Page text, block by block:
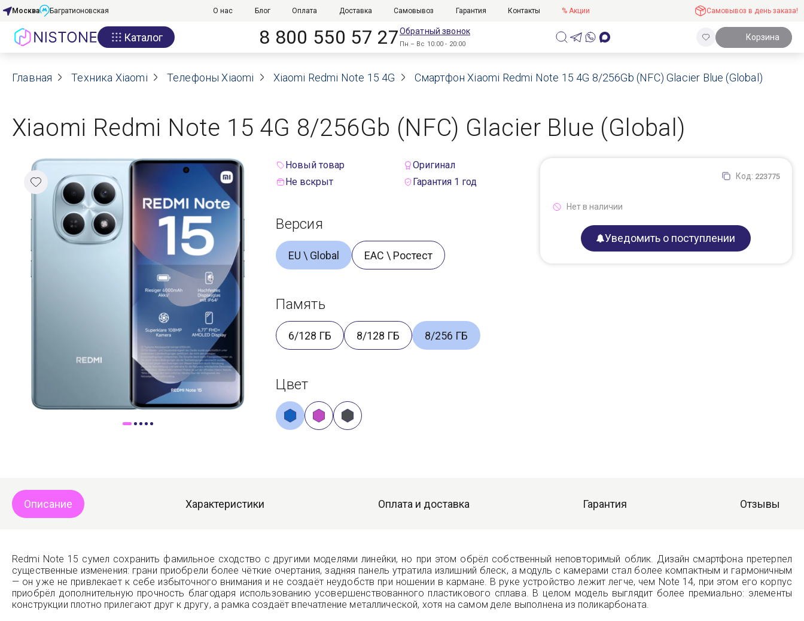
Акции
О нас
Реквизиты
Контакты
Гарантия
Trade-In
Москва Багратионовская О нас Блог Оплата Доставка Самовывоз Гарантия Контакты % Акции Самовывоз в день заказа!
Каталог 8 800 550 57 27Обратный звонок
Пн – Вс 10:00 - 20:00
Корзина
Главная Техника Xiaomi Телефоны Xiaomi Xiaomi Redmi Note 15 4G Смартфон Xiaomi Redmi Note 15 4G 8/256Gb (NFC) Glacier Blue (Global)
Xiaomi Redmi Note 15 4G 8/256Gb (NFC) Glacier Blue (Global)
Новый товар
Оригинал
Не вскрыт
Гарантия 1 год
Версия
EU \ Global ЕАС \ Ростест
Память
6/128 ГБ 8/128 ГБ 8/256 ГБ
Цвет
Код: 223775
Нет в наличии
Уведомить о поступлении
Описание Характеристики Оплата и доставка Гарантия Отзывы
Redmi Note 15 сумел сохранить фамильное сходство с другими моделями линейки, но при этом обрёл собственный неповторимый облик. Дизайн смартфона претерпел
существенные изменения: грани приобрели более чёткие очертания, задняя панель утратила излишний блеск, а модуль с камерами стал более компактным и гармоничным
— он уже не привлекает к себе избыточного внимания и не создаёт неудобств при ношении в кармане. В руке устройство лежит легче, чем Note 14, при этом его корпус
приобрёл дополнительную прочность благодаря использованию усовершенствованного пластикового сплава. В целом модель выглядит более премиально: элементы
конструкции плотно прилегают друг к другу, а рамка создаёт впечатление металлической, хотя на самом деле выполнена из поликарбоната.